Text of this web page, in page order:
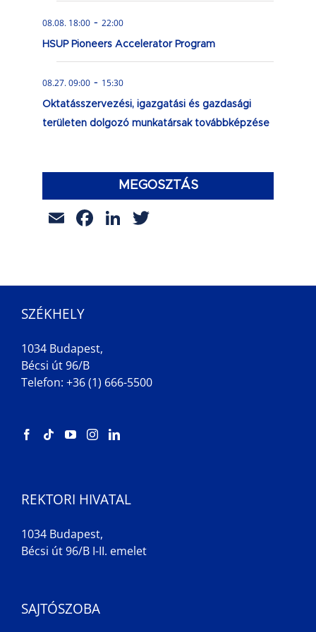
08.08. 18:00 - 22:00
HSUP Pioneers Accelerator Program
08.27. 09:00 - 15:30
Oktatásszervezési, igazgatási és gazdasági
területen dolgozó munkatársak továbbképzése
MEGOSZTÁS
EmailFacebook
LinkedIn
SZÉKHELY
1034 Budapest,
Bécsi út 96/B
Telefon: +36 (1) 666-5500
REKTORI HIVATAL
1034 Budapest,
Bécsi út 96/B I-II. emelet
SAJTÓSZOBA